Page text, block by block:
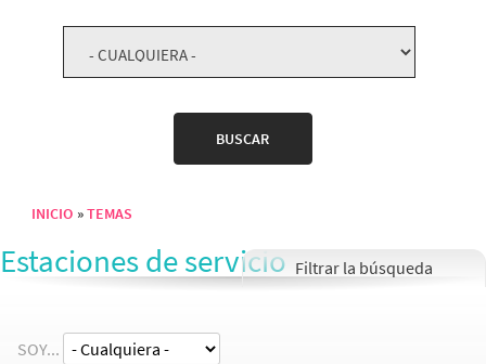
Sobrescribir enlaces de ayuda a la navegación
INICIO TEMAS
Estaciones de servicio
SOY...